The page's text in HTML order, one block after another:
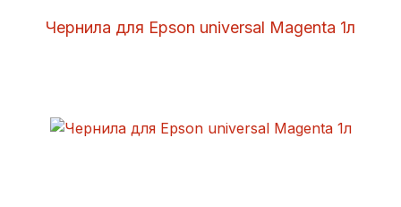
Чернила для Epson universal Magenta 1л